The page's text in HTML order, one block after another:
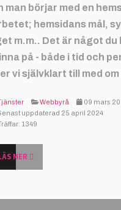
man börjar med en
hemsidans mål,
m.m.. Det är något du
på - både i tid och
vi självklart till med om
Webbyrå
09 mars
uppdaterad 25 april 2024
1349
MER